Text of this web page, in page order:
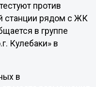
против
станции рядом с ЖК
в группе
Кулебаки» в
в